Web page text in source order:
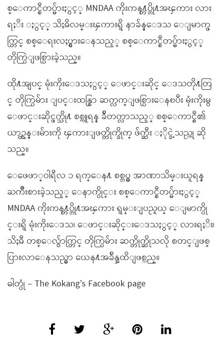
စ္ေကာင္စီတပ္မ်ားႏွင့္ MNDAA ကိုးကန႔္တပ္တို႔အၾကား လား
ရႈိး ႏွင့္ သိႏၷိလမ္းၾကားရွိ နာခ်န္ေဒသ ေျမာက္ဖ
က္တြင္ စစ္ေရးလႈပ္ရွားေနသည့္ စစ္ေကာင္စီတပ္မ်ားႏွင့္
တိုက္ပြဲျဖစ္ပြားခဲ့သည္။
ထို႔အျပင္ မုံးကိုးေဒသႏွင့္ ေဖာင္းဆိုင္ ေဒသတို႔တြ
င္ တိုက္ပြဲမ်ား ျပင္းထန္စြာ ဆက္လက္ျဖစ္ပြားေနၿပီး မုံးကိုးမွ
ေဖာင္းဆိုင္ဖက္သို႔ စစ္ကူရန္ ခ်ီတက္လာသည့္ စစ္ေကာင္စီ၏
ယာဥ္တန္းမ်ားကို ၾကားျဖတ္တိုက္ခိုက္ ဖ်က္ဆီး ႏိုင္ခဲ့သည္ဟု ဆို
သည္။
ေဖေဖာ္ဝါရီလ ၁ ရက္ေန႔ စစ္တပ္မွ အာဏာသိမ္းယူရန္
ႀကိဳးစားခဲ့သည့္ ေနာက္ပိုင္း စစ္ေကာင္စီတပ္မ်ားႏွင့္
MNDAA ကိုးကန႔္တပ္တို႔အၾကား ရွမ္းျပည္နယ္ ေျမာက္ပို
င္းရွိ မုံးကိုးေဒသ၊ ေဖာင္းဆိုင္းေဒသႏွင့္ လားရႈိး၊
သိႏၷီ တစ္ေလွ်ာက္တြင္ တိုက္ပြဲမ်ား ဆက္တိုက္ဆိုသလို စတင္ျဖစ္
ပြားလာေနသည္မွာ ယေန႔အခ်ိန္အထိျဖစ္သည္။
ဓါတ္ပုံ – The Kokang’s Facebook page